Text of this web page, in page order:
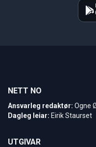
NETT NO
Ansvarleg redaktør: Ogne
Dagleg leiar: Eirik Staurset
UTGIVAR